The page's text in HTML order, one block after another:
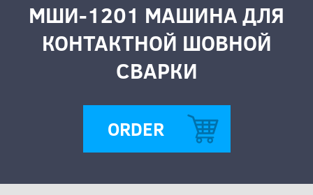
МШИ-1201 МАШИНА ДЛЯ
КОНТАКТНОЙ ШОВНОЙ
СВАРКИ
ORDER